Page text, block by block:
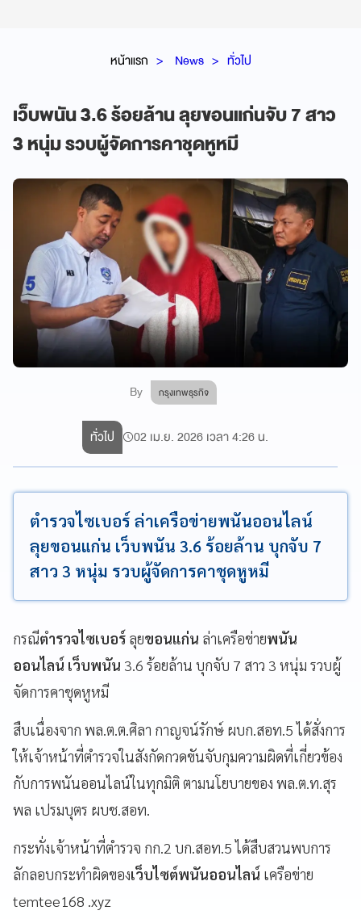
หน้าแรก News ทั่วไป
เว็บพนัน 3.6 ร้อยล้าน ลุยขอนแก่นจับ 7 สาว
3 หนุ่ม รวบผู้จัดการคาชุดหูหมี
By กรุงเทพธุรกิจ
ทั่วไป 02 เม.ย. 2026 เวลา 4:26 น.
ตำรวจไซเบอร์ ล่าเครือข่ายพนันออนไลน์
ลุยขอนแก่น เว็บพนัน 3.6 ร้อยล้าน บุกจับ 7
สาว 3 หนุ่ม รวบผู้จัดการคาชุดหูหมี
กรณีตำรวจไซเบอร์ ลุยขอนแก่น ล่าเครือข่ายพนัน
ออนไลน์ เว็บพนัน 3.6 ร้อยล้าน บุกจับ 7 สาว 3 หนุ่ม รวบผู้
จัดการคาชุดหูหมี
สืบเนื่องจาก พล.ต.ต.ศิลา กาญจน์รักษ์ ผบก.สอท.5 ได้สั่งการ
ให้เจ้าหน้าที่ตำรวจในสังกัดกวดขันจับกุมความผิดที่เกี่ยวข้อง
กับการพนันออนไลน์ในทุกมิติ ตามนโยบายของ พล.ต.ท.สุร
พล เปรมบุตร ผบช.สอท.
กระทั่งเจ้าหน้าที่ตำรวจ กก.2 บก.สอท.5 ได้สืบสวนพบการ
ลักลอบกระทำผิดของเว็บไซต์พนันออนไลน์ เครือข่าย
temtee168 .xyz